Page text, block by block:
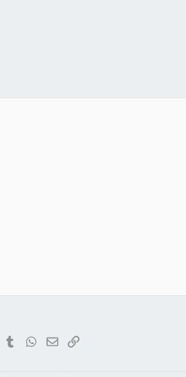
PinterestTumblrWhatsApp
電子郵件
連結